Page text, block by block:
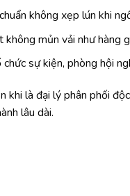
không xẹp lún khi
mủn vải như hàng
sự kiện, phòng hội
khi là đại lý phân phối
lâu dài.